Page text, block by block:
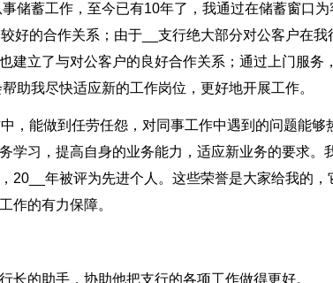
储蓄工作，至今已有10年了，我通过在储蓄窗口为
好的合作关系；由于__支行绝大部分对公客户在我
立了与对公客户的良好合作关系；通过上门服务，
助我尽快适应新的工作岗位，更好地开展工作。
，能做到任劳任怨，对同事工作中遇到的问题能够
学习，提高自身的业务能力，适应新业务的要求。
20__年被评为先进个人。这些荣誉是大家给我的，
作的有力保障。
的助手，协助他把支行的各项工作做得更好。